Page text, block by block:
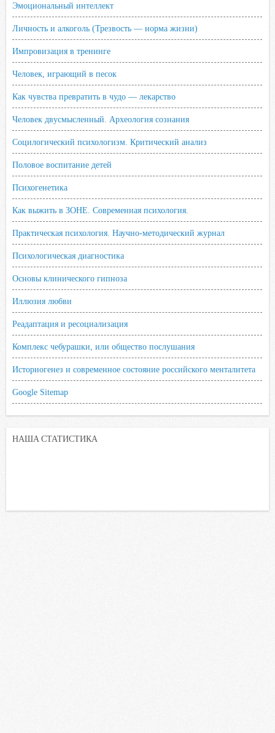
Эмоциональный интеллект
Личность и алкоголь (Трезвость — норма жизни)
Импровизация в тренинге
Человек, играющий в песок
Как чувства превратить в чудо — лекарство
Человек двусмысленный. Археология сознания
Социлогический психологизм. Критический анализ
Половое воспитание детей
Психогенетика
Как выжить в ЗОНЕ. Современная психология.
Практическая психология. Научно-методический журнал
Психологическая диагностика
Основы клинического гипноза
Иллюзия любви
Реадаптация и ресоциализация
Комплекс чебурашки, или общество послушания
Историогенез и современное состояние российского менталитета
Google Sitemap
НАША СТАТИСТИКА